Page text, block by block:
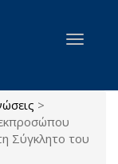
Toggle
>
Σύγκλητο του